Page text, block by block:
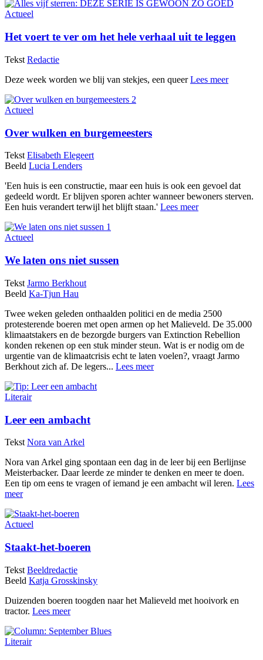
Actueel
Het voert te ver om het hele verhaal uit te leggen
Tekst Redactie
Deze week worden we blij van stekjes, een queerLees meer
Actueel
Over wulken en burgemeesters
Tekst Elisabeth Elegeert
Beeld Lucia Lenders
'Een huis is een constructie, maar een huis is ook een gevoel dat
gedeeld wordt. Er blijven sporen achter wanneer bewoners sterven.
Een huis verandert terwijl het blijft staan.' Lees meer
Actueel
We laten ons niet sussen
Tekst Jarmo Berkhout
Beeld Ka-Tjun Hau
Twee weken geleden onthaalden politici en de media 2500
protesterende boeren met open armen op het Malieveld. De 35.000
klimaatstakers en de bezorgde burgers van Extinction Rebellion
konden rekenen op een stuk minder steun. Wat is er nodig om de
urgentie van de klimaatcrisis echt te laten voelen?, vraagt Jarmo
Berkhout zich af. De legers... Lees meer
Literair
Leer een ambacht
Tekst Nora van Arkel
Nora van Arkel ging spontaan een dag in de leer bij een Berlijnse
Meisterbacker. Daar leerde ze minder te denken en meer te doen.
Een tip om eens te vragen of iemand je een ambacht wil leren. Lees
meer
Actueel
Staakt-het-boeren
Tekst Beeldredactie
Beeld Katja Grosskinsky
Duizenden boeren toogden naar het Malieveld met hooivork en
tractor. Lees meer
Literair